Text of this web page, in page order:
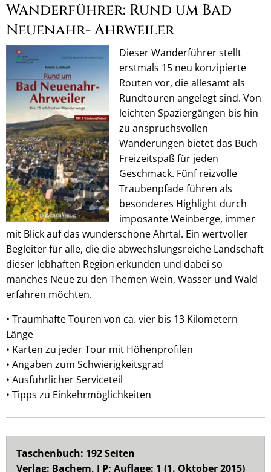
Wanderführer: Rund um Bad
Neuenahr- Ahrweiler
Dieser Wanderführer stellt
erstmals 15 neu konzipierte
Routen vor, die allesamt als
Rundtouren angelegt sind. Von
leichten Spaziergängen bis hin
zu anspruchsvollen
Wanderungen bietet das Buch
Freizeitspaß für jeden
Geschmack. Fünf reizvolle
Traubenpfade führen als
besonderes Highlight durch
imposante Weinberge, immer
mit Blick auf das wunderschöne Ahrtal. Ein wertvoller
Begleiter für alle, die die abwechslungsreiche Landschaft
dieser lebhaften Region erkunden und dabei so
manches Neue zu den Themen Wein, Wasser und Wald
erfahren möchten.
• Traumhafte Touren von ca. vier bis 13 Kilometern
Länge
• Karten zu jeder Tour mit Höhenprofilen
• Angaben zum Schwierigkeitsgrad
• Ausführlicher Serviceteil
• Tipps zu Einkehrmöglichkeiten
Taschenbuch: 192 Seiten
Verlag: Bachem, J P; Auflage: 1 (1. Oktober 2015)